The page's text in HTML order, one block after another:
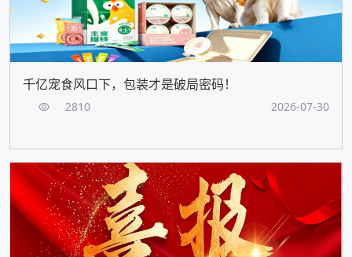
千亿宠食风口下，包装才是破局密码！
2810 2026-07-30